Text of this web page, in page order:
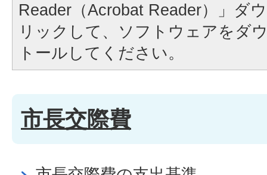
Reader（Acrobat Reader）」ダ
リックして、ソフトウェアをダ
トールしてください。
市長交際費